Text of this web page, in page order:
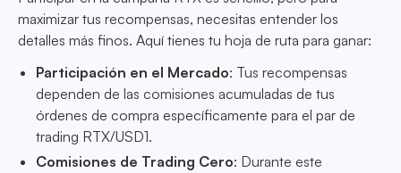
maximizar tus recompensas, necesitas entender los
detalles más finos. Aquí tienes tu hoja de ruta para ganar:
Participación en el Mercado: Tus recompensas
dependen de las comisiones acumuladas de tus
órdenes de compra específicamente para el par de
trading RTX/USD1.
Comisiones de Trading Cero: Durante este